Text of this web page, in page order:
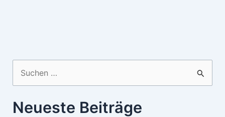
nach:
Neueste Beiträge